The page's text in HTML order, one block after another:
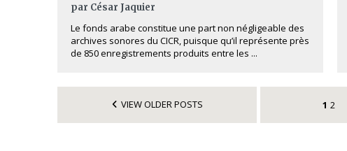
par César Jaquier
Le fonds arabe constitue une part non négligeable des
archives sonores du CICR, puisque qu’il représente près
de 850 enregistrements produits entre les ...
VIEW OLDER POSTS 1 2